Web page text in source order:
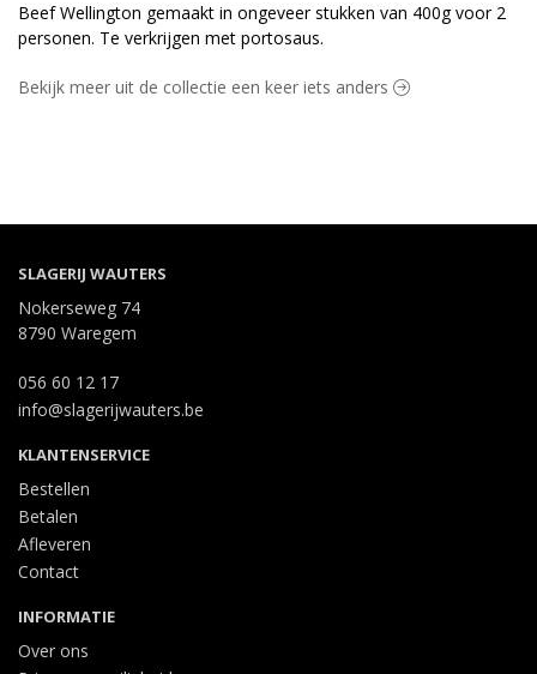
Beef Wellington gemaakt in ongeveer stukken van 400g voor 2
personen. Te verkrijgen met portosaus.
Bekijk meer uit de collectie een keer iets anders
SLAGERIJ WAUTERS
Nokerseweg 74
8790 Waregem
056 60 12 17
info@slagerijwauters.be
KLANTENSERVICE
Bestellen
Betalen
Afleveren
Contact
INFORMATIE
Over ons